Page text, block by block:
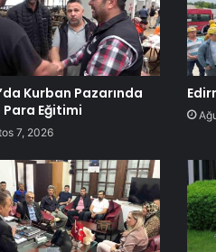
Kurban Pazarında
Eğitimi
7, 2026